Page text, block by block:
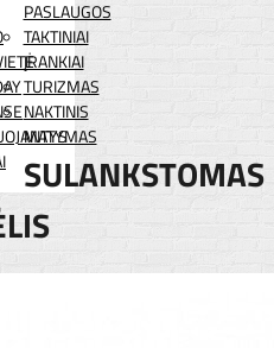
PASLAUGOS
TAKTINIAI
ĮRANKIAI
TURIZMAS
NAKTINIS
MATYMAS
SULANKSTOMAS